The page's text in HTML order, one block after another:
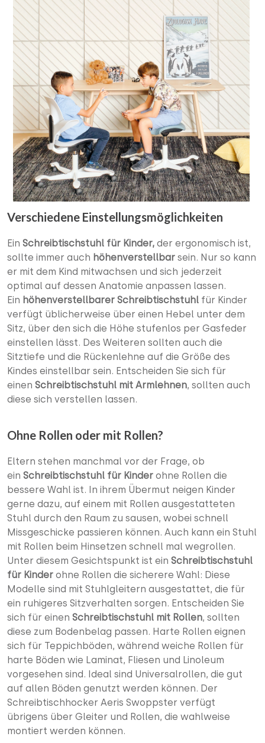
Verschiedene Einstellungsmöglichkeiten
Ein Schreibtischstuhl für Kinder, der ergonomisch ist,
sollte immer auch höhenverstellbar sein. Nur so kann
er mit dem Kind mitwachsen und sich jederzeit
optimal auf dessen Anatomie anpassen lassen.
Ein höhenverstellbarer Schreibtischstuhl für Kinder
verfügt üblicherweise über einen Hebel unter dem
Sitz, über den sich die Höhe stufenlos per Gasfeder
einstellen lässt. Des Weiteren sollten auch die
Sitztiefe und die Rückenlehne auf die Größe des
Kindes einstellbar sein. Entscheiden Sie sich für
einen Schreibtischstuhl mit Armlehnen, sollten auch
diese sich verstellen lassen.
Ohne Rollen oder mit Rollen?
Eltern stehen manchmal vor der Frage, ob
ein Schreibtischstuhl für Kinder ohne Rollen die
bessere Wahl ist. In ihrem Übermut neigen Kinder
gerne dazu, auf einem mit Rollen ausgestatteten
Stuhl durch den Raum zu sausen, wobei schnell
Missgeschicke passieren können. Auch kann ein Stuhl
mit Rollen beim Hinsetzen schnell mal wegrollen.
Unter diesem Gesichtspunkt ist ein Schreibtischstuhl
für Kinder ohne Rollen die sicherere Wahl: Diese
Modelle sind mit Stuhlgleitern ausgestattet, die für
ein ruhigeres Sitzverhalten sorgen. Entscheiden Sie
sich für einen Schreibtischstuhl mit Rollen, sollten
diese zum Bodenbelag passen. Harte Rollen eignen
sich für Teppichböden, während weiche Rollen für
harte Böden wie Laminat, Fliesen und Linoleum
vorgesehen sind. Ideal sind Universalrollen, die gut
auf allen Böden genutzt werden können. Der
Schreibtischhocker Aeris Swoppster verfügt
übrigens über Gleiter und Rollen, die wahlweise
montiert werden können.